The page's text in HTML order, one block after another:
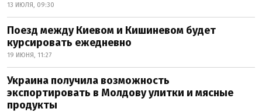
13 ИЮЛЯ, 09:30
Поезд между Киевом и Кишиневом будет
курсировать ежедневно
19 ИЮНЯ, 11:27
Украина получила возможность
экспортировать в Молдову улитки и мясные
продукты